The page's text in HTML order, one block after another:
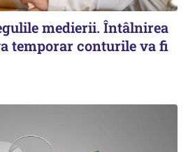
medierii. Întâlnirea
temporar conturile va fi